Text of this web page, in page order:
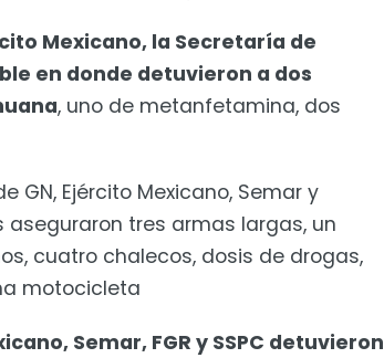
Mexicano, la Secretaría de
en donde detuvieron a dos
, uno de metanfetamina, dos
GN, Ejército Mexicano, Semar y
aseguraron tres armas largas, un
cuatro chalecos, dosis de drogas,
motocicleta
Semar, FGR y SSPC detuvieron